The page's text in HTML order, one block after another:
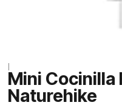
Mini Cocinilla
Naturehike